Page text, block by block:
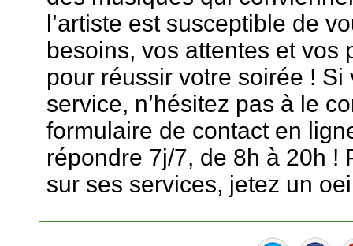
l’artiste est susceptible de
besoins, vos attentes et vos
pour réussir votre soirée !
service, n’hésitez pas à le
formulaire de contact en
répondre 7j/7, de 8h à 20h !
sur ses services, jetez un